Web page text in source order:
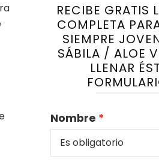
RECIBE GRATIS
COMPLETA
SIEMPRE
SÁBILA / ALOE
LLENAR
Nombre